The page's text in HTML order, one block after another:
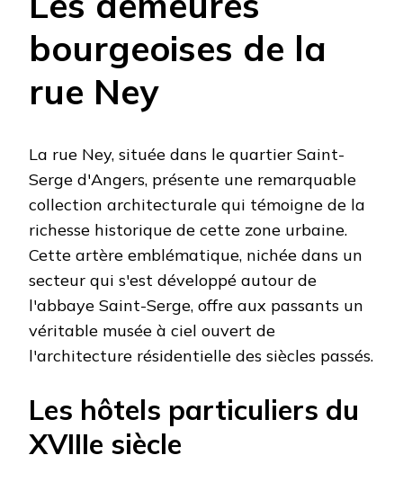
bourgeoises de la
rue Ney
La rue Ney, située dans le quartier Saint-
Serge d'Angers, présente une remarquable
collection architecturale qui témoigne de la
richesse historique de cette zone urbaine.
Cette artère emblématique, nichée dans un
secteur qui s'est développé autour de
l'abbaye Saint-Serge, offre aux passants un
véritable musée à ciel ouvert de
l'architecture résidentielle des siècles passés.
Les hôtels particuliers du
XVIIIe siècle